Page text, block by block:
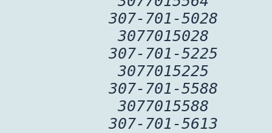
307-701-5028
3077015028
307-701-5225
3077015225
307-701-5588
3077015588
307-701-5613